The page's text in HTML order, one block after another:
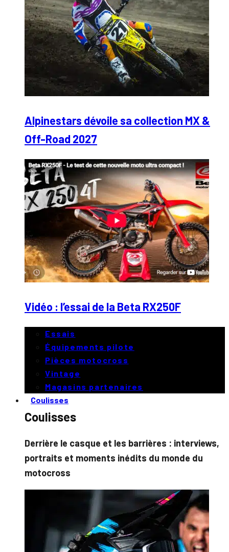
Alpinestars dévoile sa collection MX &
Off-Road 2027
Vidéo : l’essai de la Beta RX250F
Essais
Équipements pilote
Pièces motocross
Vintage
Magasins partenaires
Coulisses
Coulisses
Derrière le casque et les barrières : interviews,
portraits et moments inédits du monde du
motocross